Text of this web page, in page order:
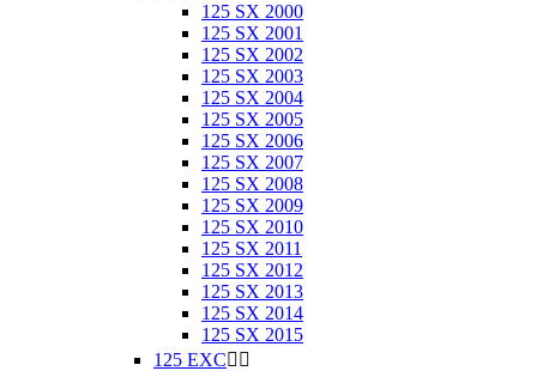
125 SX 2000
125 SX 2001
125 SX 2002
125 SX 2003
125 SX 2004
125 SX 2005
125 SX 2006
125 SX 2007
125 SX 2008
125 SX 2009
125 SX 2010
125 SX 2011
125 SX 2012
125 SX 2013
125 SX 2014
125 SX 2015
125 EXC 